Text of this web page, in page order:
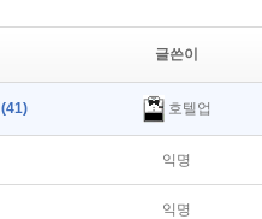
글쓴이
(41) 호텔업
익명
익명